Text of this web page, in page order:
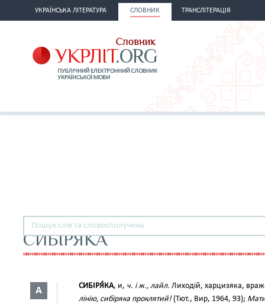
УКРАЇНСЬКА ЛІТЕРАТУРА СЛОВНИК ТРАНСЛІТЕРАЦІЯ
СИБІРЯКА
А СИБІРЯ́КА, и, ч. і ж., лайл. Лиходій, харцизяка,
лінію, сибіряка проклятий!(Тют., Вир, 1964, 93);